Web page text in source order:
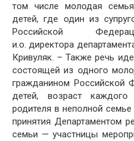
том числе молодая
детей, где один из
Российской
и.о. директора
Кривуляк. – Также речь
состоящей из одного
гражданином Российской
детей, возраст
родителя в неполной
принятия Департаментом
семьи — участницы